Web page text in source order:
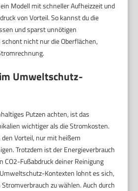
Modell mit schneller Aufheizzeit und
von Vorteil. So kannst du die
und sparst unnötigen
nicht nur die Oberflächen,
Umweltschutz-
Putzen achten, ist das
wichtiger als die Stromkosten.
Vorteil, nur mit heißem
Trotzdem ist der Energieverbrauch
CO2-Fußabdruck deiner Reinigung
Kontexten lohnt es sich,
zu wählen. Auch durch